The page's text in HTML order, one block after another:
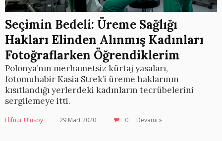
Seçimin Bedeli: Üreme Sağlığı
Hakları Elinden Alınmış Kadınları
Fotoğraflarken Öğrendiklerim
Polonya’nın merhametsiz kürtaj yasaları,
fotomuhabir Kasia Strek’i üreme haklarının
kısıtlandığı yerlerdeki kadınların tecrübelerini
sergilemeye itti.
Elifnur Ulusoy 29 Mart 2020 0 Devamı »